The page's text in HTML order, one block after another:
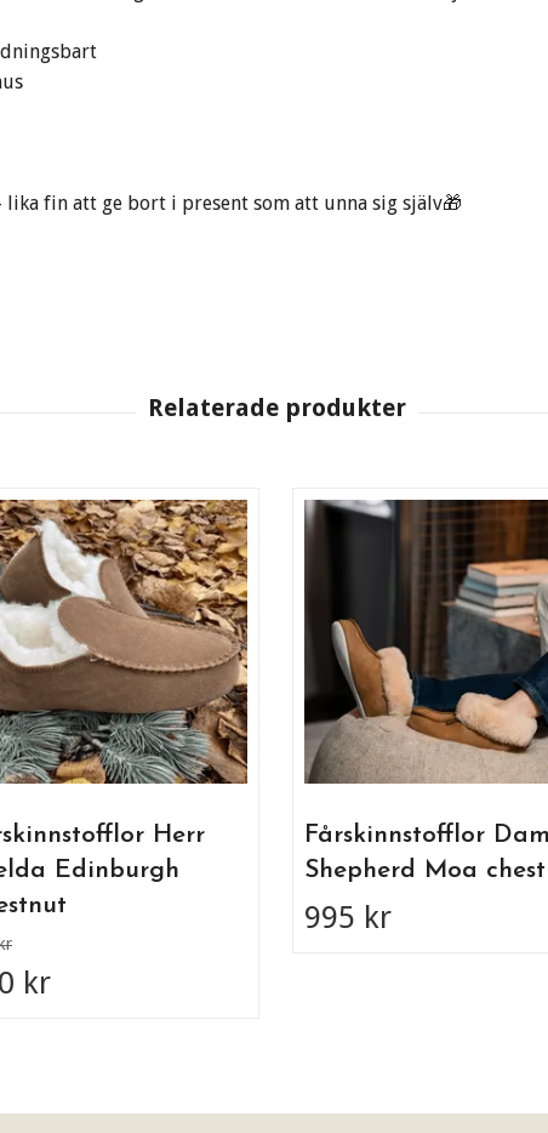
fin att ge bort i present som att unna sig själv🎁
Herr
Edinburgh
kr
Fårskinnstofflor Dam
Shepherd Moa
995 kr